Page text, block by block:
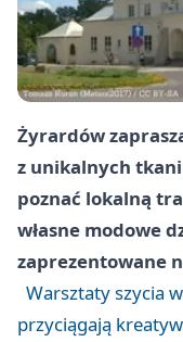
Żyrardów
z unikalnych
poznać lokalną
własne modowe
zaprezentowane
Warsztaty szycia
przyciągają